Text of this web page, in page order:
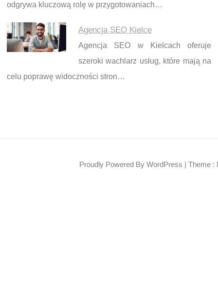
odgrywa kluczową rolę w przygotowaniach…
Agencja SEO Kielce
Agencja SEO w Kielcach oferuje
szeroki wachlarz usług, które mają na
celu poprawę widoczności stron…
Proudly Powered By WordPress | Theme :